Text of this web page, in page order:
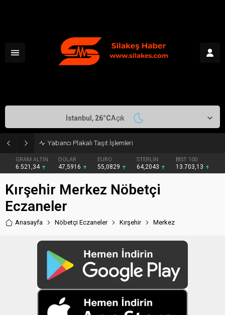
Yabancı Plakalı Taşıt İşlemleri
GRAM ALTIN
6.521,34
DOLAR
47,5916
EURO
55,0829
STERLİN
64,2043
BIST 100
13.703,13
İstanbul, 26°CAçık
Kırşehir Merkez Nöbetçi
Eczaneler
Anasayfa Nöbetçi Eczaneler Kırşehir Merkez